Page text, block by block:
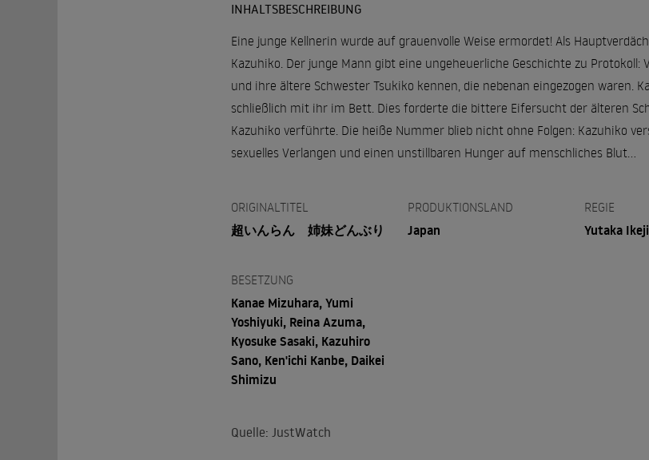
INHALTSBESCHREIBUNG
Eine junge Kellnerin wurde auf grauenvolle Weise ermordet! Als
Kazuhiko. Der junge Mann gibt eine ungeheuerliche Geschichte zu
und ihre ältere Schwester Tsukiko kennen, die nebenan eingezogen waren.
schließlich mit ihr im Bett. Dies forderte die bittere Eifersucht der älteren
Kazuhiko verführte. Die heiße Nummer blieb nicht ohne Folgen: Kazuhiko
sexuelles Verlangen und einen unstillbaren Hunger auf menschliches Blut…
ORIGINALTITEL
超いんらん 姉妹どんぶり
PRODUKTIONSLAND
Japan
REGIE
Yutaka
BESETZUNG
Kanae Mizuhara, Yumi
Yoshiyuki, Reina Azuma,
Kyosuke Sasaki, Kazuhiro
Sano, Ken'ichi Kanbe, Daikei
Shimizu
Quelle: JustWatch